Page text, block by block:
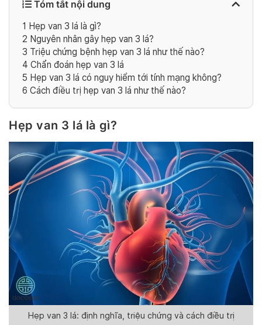
Tóm tắt nội dung
1 Hẹp van 3 lá là gì?
2 Nguyên nhân gây hẹp van 3 lá?
3 Triệu chứng bệnh hẹp van 3 lá như thế nào?
4 Chẩn đoán hẹp van 3 lá
5 Hẹp van 3 lá có nguy hiểm tới tính mạng không?
6 Cách điều trị hẹp van 3 lá như thế nào?
Hẹp van 3 lá là gì?
Hẹp van 3 lá: định nghĩa, triệu chứng và cách điều trị